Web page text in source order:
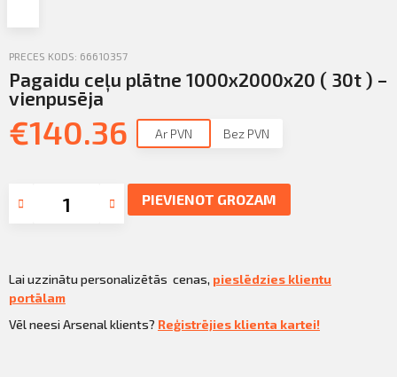
Iziet
PIETEIKTIES
PRECES KODS: 66610357
Pagaidu ceļu plātne 1000x2000x20 ( 30t ) –
vienpusēja
€140.36 Ar PVN Bez PVN
PIEVIENOT GROZAM
Lai uzzinātu personalizētās cenas, pieslēdzies klientu
portālam
Vēl neesi Arsenal klients? Reģistrējies klienta kartei!